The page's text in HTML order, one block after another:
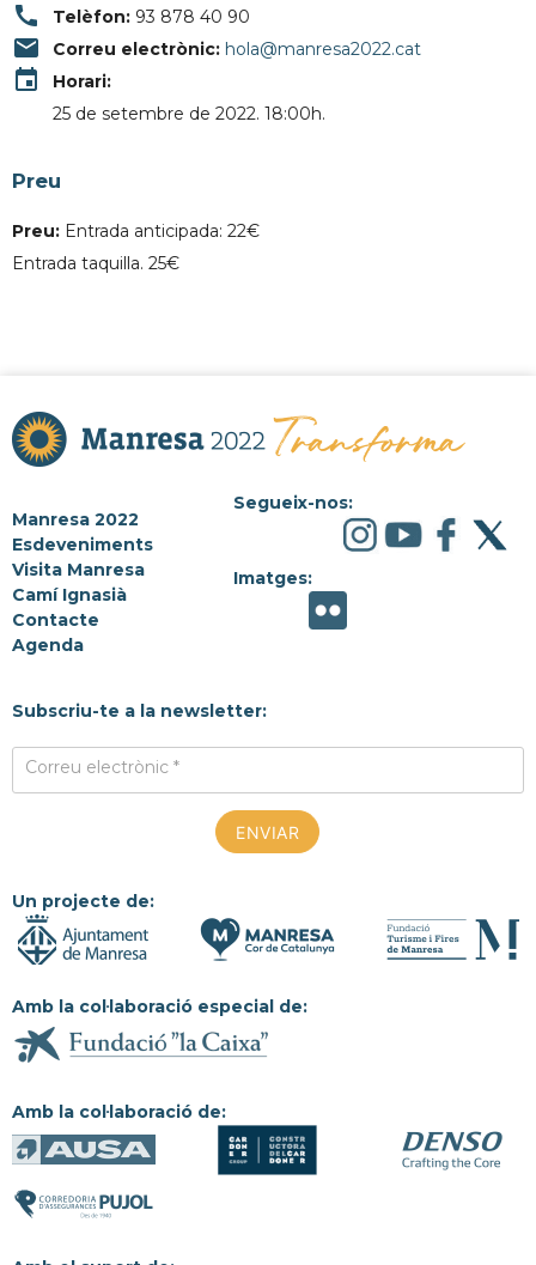
call Telèfon: 93 878 40 90
email Correu electrònic: hola@manresa2022.cat
event
Horari:
25 de setembre de 2022. 18:00h.
Preu
Preu: Entrada anticipada: 22€
Entrada taquilla. 25€
Manresa 2022
Esdeveniments
Visita Manresa
Camí Ignasià
Contacte
Agenda
Segueix-nos:
Imatges:
Subscriu-te a la newsletter:
Correu electrònic *
Un projecte de:
Amb la col·laboració especial de:
Amb la col·laboració de: